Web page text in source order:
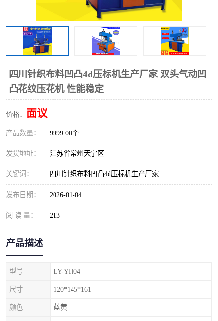
四川针织布料凹凸4d压标机生产厂家 双头气动凹
凸花纹压花机 性能稳定
价格： 面议
产品数量： 9999.00个
发货地址： 江苏省常州天宁区
关键词： 四川针织布料凹凸4d压标机生产厂家
发布日期： 2026-01-04
阅 读 量： 213
产品描述
型号 LY-YH04
尺寸 120*145*161
颜色 蓝黄